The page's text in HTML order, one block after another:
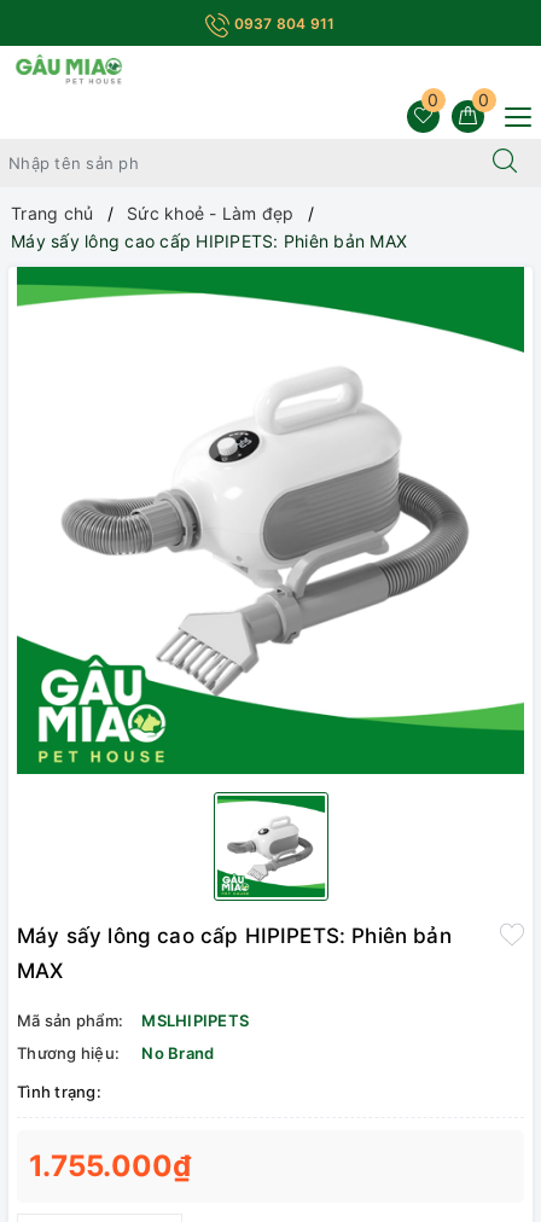
0937 804 911
0
0
Trang chủ
Sức khoẻ - Làm đẹp
Máy sấy lông cao cấp HIPIPETS: Phiên bản MAX
Máy sấy lông cao cấp HIPIPETS: Phiên bản
MAX
Mã sản phẩm:
MSLHIPIPETS
Thương hiệu:
No Brand
Tình trạng:
1.755.000₫